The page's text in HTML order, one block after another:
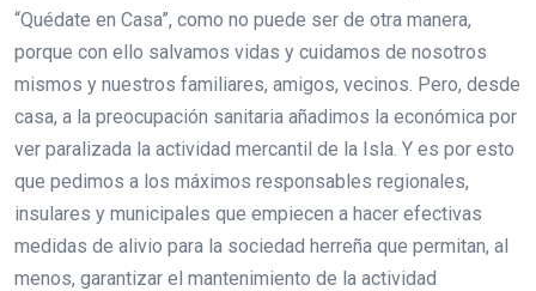
“Quédate en Casa”, como no puede ser de otra manera,
porque con ello salvamos vidas y cuidamos de nosotros
mismos y nuestros familiares, amigos, vecinos. Pero, desde
casa, a la preocupación sanitaria añadimos la económica por
ver paralizada la actividad mercantil de la Isla. Y es por esto
que pedimos a los máximos responsables regionales,
insulares y municipales que empiecen a hacer efectivas
medidas de alivio para la sociedad herreña que permitan, al
menos, garantizar el mantenimiento de la actividad